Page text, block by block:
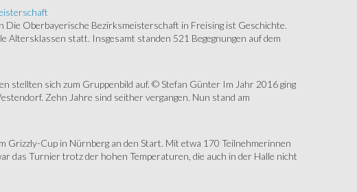
Oberbayerische Bezirksmeisterschaft in Freising ist Geschichte.
Altersklassen statt. Insgesamt standen 521 Begegnungen auf dem
stellten sich zum Gruppenbild auf. © Stefan Günter Im Jahr 2016 ging
Zehn Jahre sind seither vergangen. Nun stand am
Grizzly-Cup in Nürnberg an den Start. Mit etwa 170 Teilnehmerinnen
das Turnier trotz der hohen Temperaturen, die auch in der Halle nicht